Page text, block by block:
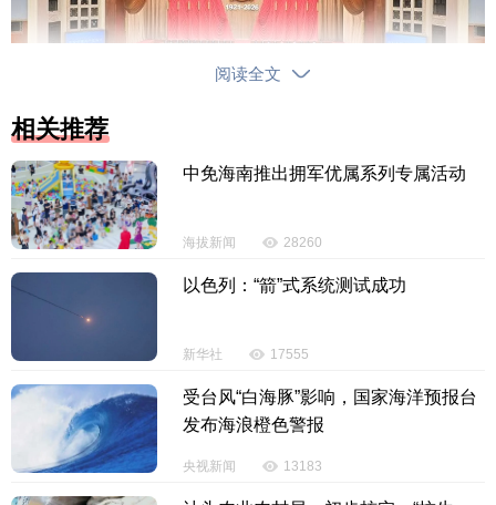
阅读全文
相关推荐
中免海南推出拥军优属系列专属活动
海拔新闻 28260
以色列：“箭”式系统测试成功
新华社 17555
受台风“白海豚”影响，国家海洋预报台
发布海浪橙色警报
央视新闻 13183